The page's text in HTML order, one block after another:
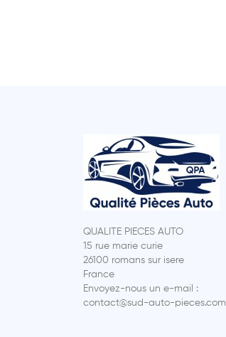
QUALITE PIECES AUTO
15 rue marie curie
26100 romans sur isere
France
Envoyez-nous un e-mail :
contact@sud-auto-pieces.com